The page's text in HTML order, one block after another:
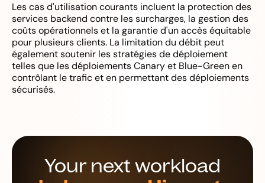
Les cas d'utilisation courants incluent la protection des
services backend contre les surcharges, la gestion des
coûts opérationnels et la garantie d'un accès équitable
pour plusieurs clients. La limitation du débit peut
également soutenir les stratégies de déploiement
telles que les déploiements Canary et Blue-Green en
contrôlant le trafic et en permettant des déploiements
sécurisés.
Your next workload